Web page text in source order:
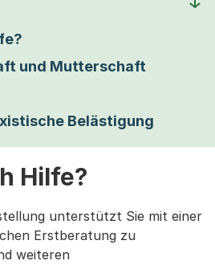
und Mutterschaft
Belästigung
Hilfe?
unterstützt Sie mit einer
Erstberatung zu
weiteren